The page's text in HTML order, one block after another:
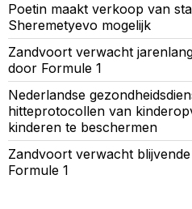
Poetin maakt verkoop van
Sheremetyevo mogelijk
Zandvoort verwacht
door Formule 1
Nederlandse
hitteprotocollen van
kinderen te beschermen
Zandvoort verwacht
Formule 1